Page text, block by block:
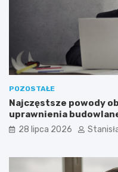
POZOSTAŁE
Najczęstsze powody
uprawnienia
28 lipca 2026